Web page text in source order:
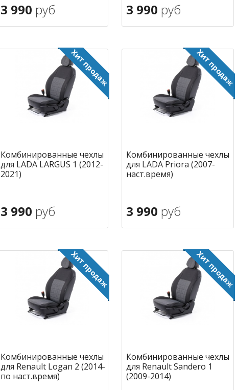
3 990 руб
В корзину
3 990 руб
В корзину
Комбинированные чехлы
для LADA LARGUS 1 (2012-
2021)
3 990 руб
Комбинированные чехлы
для LADA Priora (2007-
наст.время)
3 990 руб
Комбинированные чехлы
для Renault Logan 2 (2014-
по наст.время)
Комбинированные чехлы
для Renault Sandero 1
(2009-2014)